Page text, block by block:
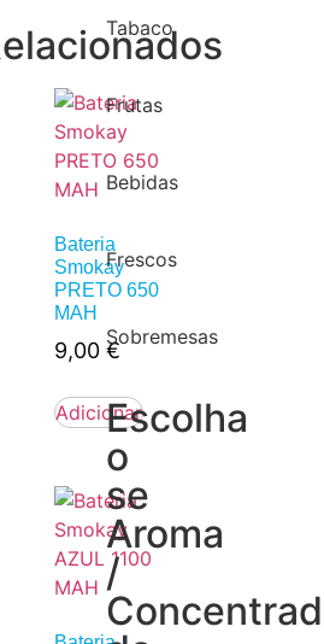
Tabaco
Frutas
Bebidas
Frescos
Sobremesas
Escolha
o
se
Aroma
/
Bateria
Smokay
PRETO 650
MAH
9,00 €
Adicionar